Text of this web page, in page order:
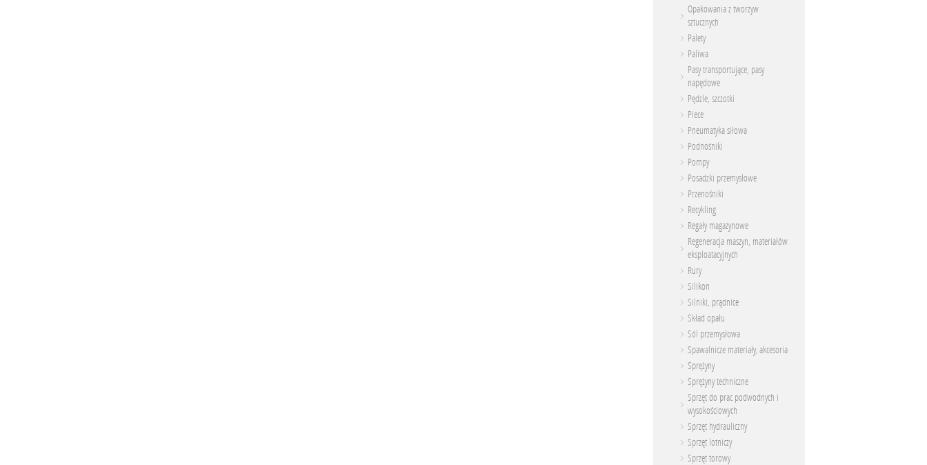
Opakowania z tworzyw
sztucznych
Palety
Paliwa
Pasy transportujące, pasy
napędowe
Pędzle, szczotki
Piece
Pneumatyka siłowa
Podnośniki
Pompy
Posadzki przemysłowe
Przenośniki
Recykling
Regały magazynowe
Regeneracja maszyn, materiałów
eksploatacyjnych
Rury
Silikon
Silniki, prądnice
Skład opału
Sól przemysłowa
Spawalnicze materiały, akcesoria
Sprężyny
Sprężyny techniczne
Sprzęt do prac podwodnych i
wysokościowych
Sprzęt hydrauliczny
Sprzęt lotniczy
Sprzęt torowy